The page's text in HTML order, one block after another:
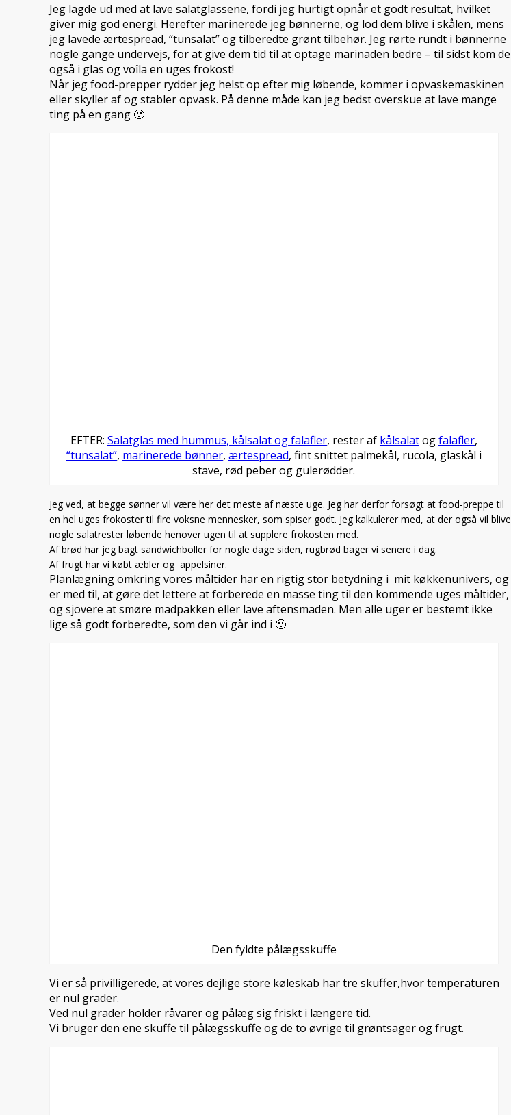
Jeg lagde ud med at lave salatglassene, fordi jeg hurtigt opnår et godt resultat, hvilket
giver mig god energi. Herefter marinerede jeg bønnerne, og lod dem blive i skålen, mens
jeg lavede ærtespread, “tunsalat” og tilberedte grønt tilbehør. Jeg rørte rundt i bønnerne
nogle gange undervejs, for at give dem tid til at optage marinaden bedre – til sidst kom de
også i glas og voîla en uges frokost!
Når jeg food-prepper rydder jeg helst op efter mig løbende, kommer i opvaskemaskinen
eller skyller af og stabler opvask. På denne måde kan jeg bedst overskue at lave mange
ting på en gang 🙂
EFTER: Salatglas med hummus, kålsalat og falafler, rester af kålsalatogfalafler,
“tunsalat”, marinerede bønner, ærtespread, fint snittet palmekål, rucola, glaskål i
stave, rød peber og gulerødder.
Jeg ved, at begge sønner vil være her det meste af næste uge. Jeg har derfor forsøgt at food-preppe til
en hel uges frokoster til fire voksne mennesker, som spiser godt. Jeg kalkulerer med, at der også vil blive
nogle salatrester løbende henover ugen til at supplere frokosten med.
Af brød har jeg bagt sandwichboller for nogle dage siden, rugbrød bager vi senere i dag.
Af frugt har vi købt æbler og appelsiner.
Planlægning omkring vores måltider har en rigtig stor betydning i mit køkkenunivers, og
er med til, at gøre det lettere at forberede en masse ting til den kommende uges måltider,
og sjovere at smøre madpakken eller lave aftensmaden. Men alle uger er bestemt ikke
lige så godt forberedte, som den vi går ind i 🙂
Den fyldte pålægsskuffe
Vi er så privilligerede, at vores dejlige store køleskab har tre skuffer,hvor temperaturen
er nul grader.
Ved nul grader holder råvarer og pålæg sig friskt i længere tid.
Vi bruger den ene skuffe til pålægsskuffe og de to øvrige til grøntsager og frugt.